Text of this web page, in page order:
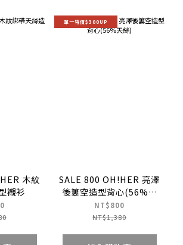
木紋
襯衫
單一特價$300UP
SALE 800 OH!HER 亮澤
後簍空造型背心(56%天
絲)
NT$800
NT$1,380